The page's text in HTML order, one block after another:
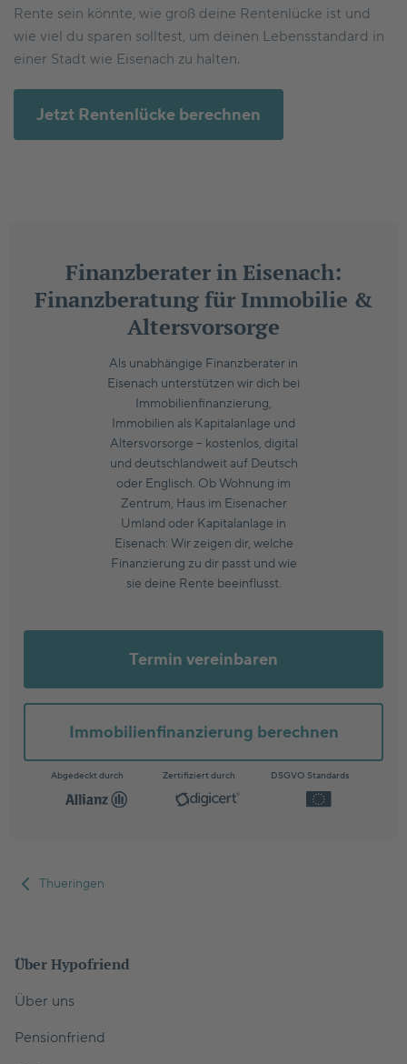
Rente sein könnte, wie groß deine Rentenlücke ist und
wie viel du sparen solltest, um deinen Lebensstandard in
einer Stadt wie Eisenach zu halten.
Jetzt Rentenlücke berechnen
Finanzberater in Eisenach:
Finanzberatung für Immobilie &
Altersvorsorge
Als unabhängige Finanzberater in
Eisenach unterstützen wir dich bei
Immobilienfinanzierung,
Immobilien als Kapitalanlage und
Altersvorsorge – kostenlos, digital
und deutschlandweit auf Deutsch
oder Englisch. Ob Wohnung im
Zentrum, Haus im Eisenacher
Umland oder Kapitalanlage in
Eisenach: Wir zeigen dir, welche
Finanzierung zu dir passt und wie
sie deine Rente beeinflusst.
Termin vereinbaren
Immobilienfinanzierung berechnen
Abgedeckt durch Zertifiziert durch DSGVO Standards
Thueringen
Über Hypofriend
Über uns
Pensionfriend